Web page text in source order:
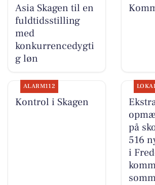
Asia Skagen til en
fuldtidsstilling
med
konkurrencedygti
g løn
ALARM112
Kontrol i Skagen
på
516
i